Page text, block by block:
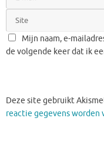
Mijn naam, e-
de volgende keer dat ik
Deze site gebruikt
reactie gegevens worden